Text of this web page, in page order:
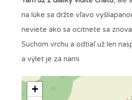
na lúke sa držte vľavo
neviete ako sa ocitnete sa
Suchom vrchu a odtiaľ už len
a výlet je za nami.
+